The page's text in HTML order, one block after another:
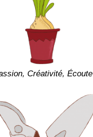
Créativité, Écoute